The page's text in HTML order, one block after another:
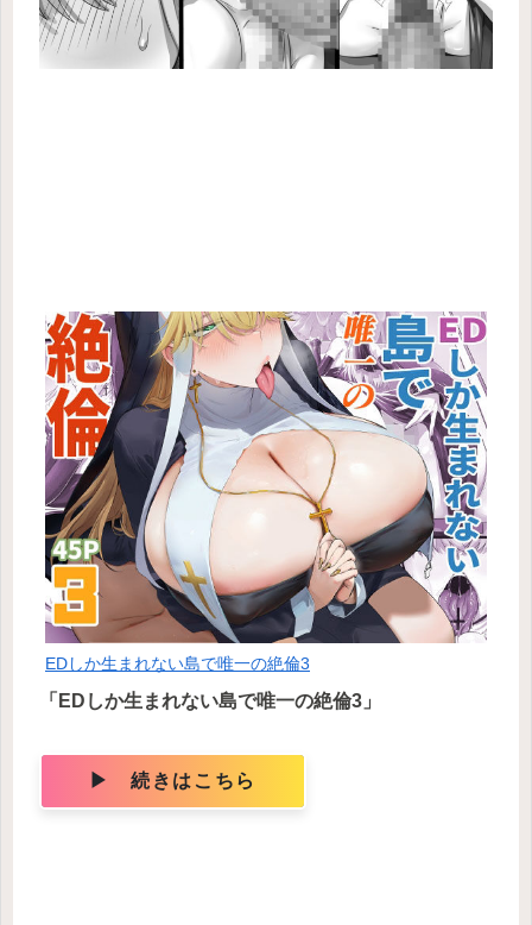
EDしか生まれない島で唯一の絶倫3
「EDしか生まれない島で唯一の絶倫3」
▶ 続きはこちら